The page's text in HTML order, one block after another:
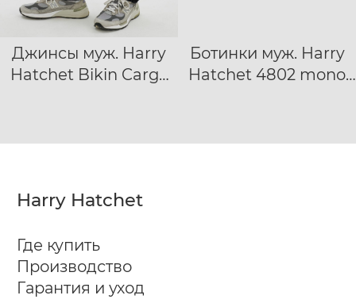
Джинсы муж. Harry
Hatchet Bikin Cargo
28/32
29/32
30/32
31/32
32/32
Ботинки муж. Harry
Hatchet 4802 mono
40 41
42
43
44 45 46 47
Harry Hatchet
Где купить
Производство
Гарантия и уход